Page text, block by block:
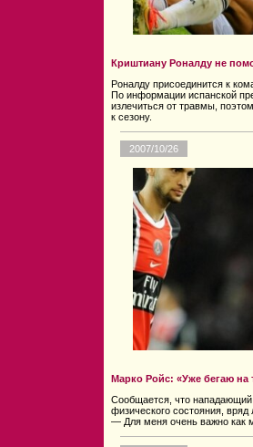
Криштиану Роналду не
Роналду присоединится к
По информации испанской
излечиться от травмы,
к сезону.
2007/10/26
Марко Ройс: «Уже бегаю на
Сообщается, что
физического состояния,
— Для меня очень важно как